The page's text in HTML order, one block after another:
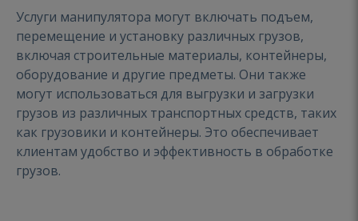
Услуги манипулятора могут включать подъем,
перемещение и установку различных грузов,
включая строительные материалы, контейнеры,
оборудование и другие предметы. Они также
могут использоваться для выгрузки и загрузки
грузов из различных транспортных средств, таких
как грузовики и контейнеры. Это обеспечивает
клиентам удобство и эффективность в обработке
грузов.